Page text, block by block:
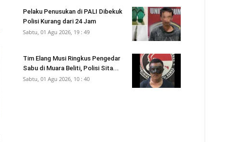
Pelaku Penusukan di PALI Dibekuk
Polisi Kurang dari 24 Jam
Sabtu, 01 Agu 2026, 19 : 49
Tim Elang Musi Ringkus Pengedar
Sabu di Muara Beliti, Polisi Sita...
Sabtu, 01 Agu 2026, 10 : 40